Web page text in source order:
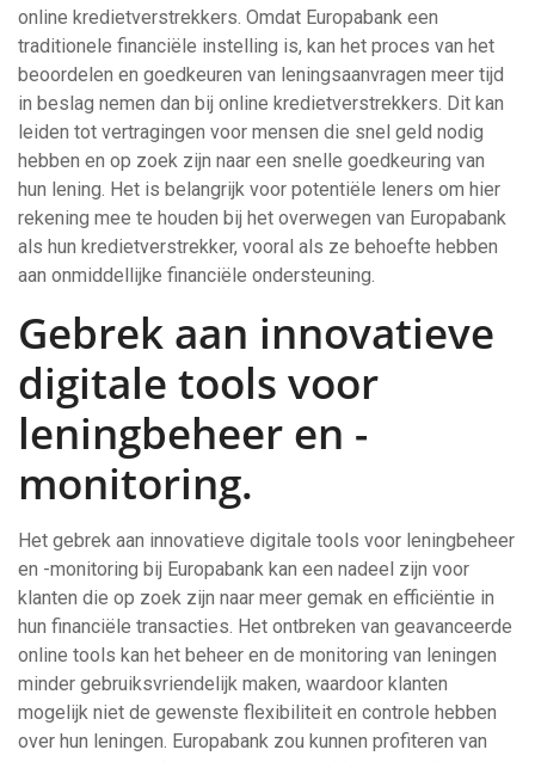
online kredietverstrekkers. Omdat Europabank een
traditionele financiële instelling is, kan het proces van het
beoordelen en goedkeuren van leningsaanvragen meer tijd
in beslag nemen dan bij online kredietverstrekkers. Dit kan
leiden tot vertragingen voor mensen die snel geld nodig
hebben en op zoek zijn naar een snelle goedkeuring van
hun lening. Het is belangrijk voor potentiële leners om hier
rekening mee te houden bij het overwegen van Europabank
als hun kredietverstrekker, vooral als ze behoefte hebben
aan onmiddellijke financiële ondersteuning.
Gebrek aan innovatieve
digitale tools voor
leningbeheer en -
monitoring.
Het gebrek aan innovatieve digitale tools voor leningbeheer
en -monitoring bij Europabank kan een nadeel zijn voor
klanten die op zoek zijn naar meer gemak en efficiëntie in
hun financiële transacties. Het ontbreken van geavanceerde
online tools kan het beheer en de monitoring van leningen
minder gebruiksvriendelijk maken, waardoor klanten
mogelijk niet de gewenste flexibiliteit en controle hebben
over hun leningen. Europabank zou kunnen profiteren van